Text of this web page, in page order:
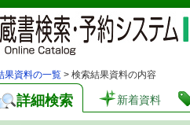
果資料の一覧 > 検索結果資料の内容
詳細検索 新着資料